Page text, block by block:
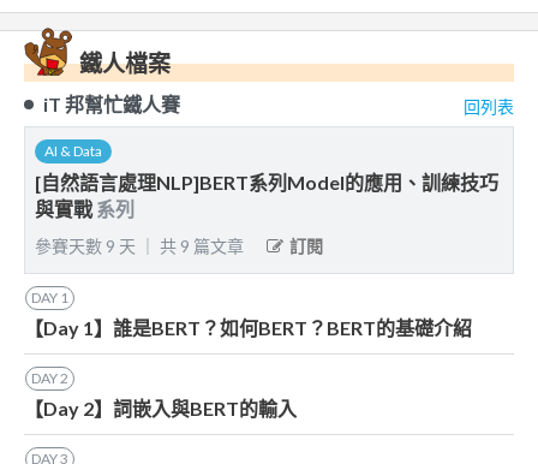
鐵人檔案
iT 邦幫忙鐵人賽 回列表
AI & Data
[自然語言處理NLP]BERT系列Model的應用、訓練技巧
與實戰 系列
參賽天數 9 天 共 9 篇文章 訂閱
DAY 1
【Day 1】誰是BERT？如何BERT？BERT的基礎介紹
DAY2
【Day 2】詞嵌入與BERT的輸入
DAY3